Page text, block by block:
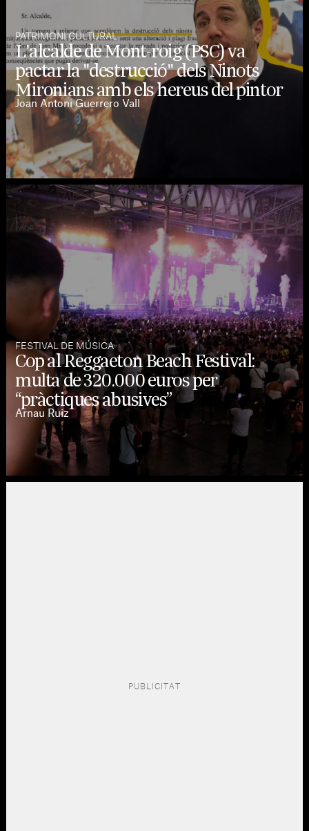
PATRIMONI CULTURAL
L'alcalde de Mont-roig (PSC) va
pactar la "destrucció" dels Ninots
Mironians amb els hereus del pintor
Joan Antoni Guerrero Vall
FESTIVAL DE MÚSICA
Cop al Reggaeton Beach Festival:
multa de 320.000 euros per
“pràctiques abusives”
Arnau Ruiz